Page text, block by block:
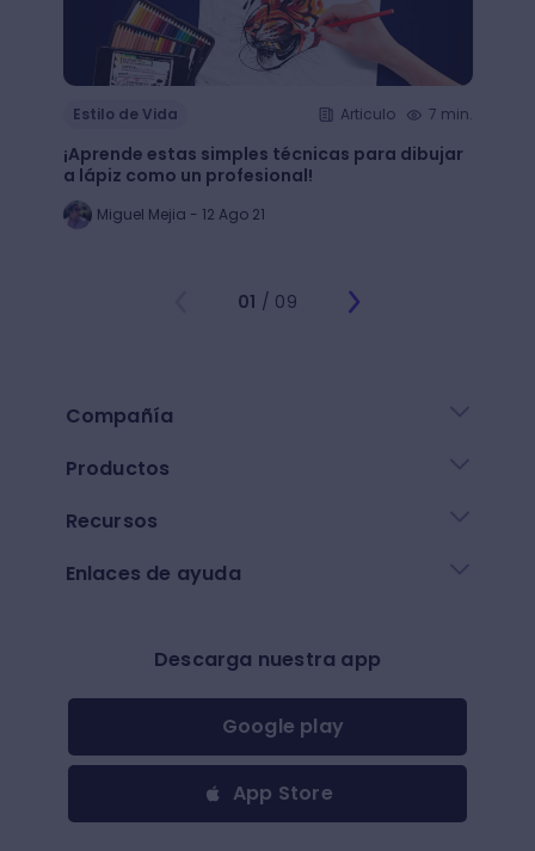
Estilo de Vida Articulo 7 min.
¡Aprende estas simples técnicas para dibujar
a lápiz como un profesional!
Miguel Mejia - 12 Ago 21
01 / 09
Compañía
Productos
Recursos
Enlaces de ayuda
Descarga nuestra app
Google play
App Store